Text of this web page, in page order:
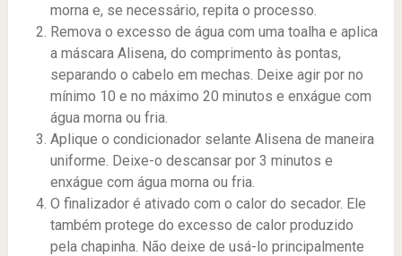
morna e, se necessário, repita o processo.
Remova o excesso de água com uma toalha e aplica
a máscara Alisena, do comprimento às pontas,
separando o cabelo em mechas. Deixe agir por no
mínimo 10 e no máximo 20 minutos e enxágue com
água morna ou fria.
Aplique o condicionador selante Alisena de maneira
uniforme. Deixe-o descansar por 3 minutos e
enxágue com água morna ou fria.
O finalizador é ativado com o calor do secador. Ele
também protege do excesso de calor produzido
pela chapinha. Não deixe de usá-lo principalmente